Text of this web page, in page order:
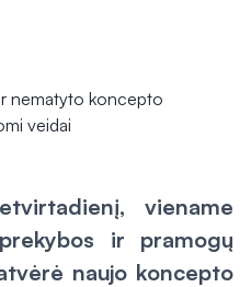
viename
ir pramogų
naujo koncepto